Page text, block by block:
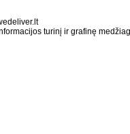
turinį ir grafinę